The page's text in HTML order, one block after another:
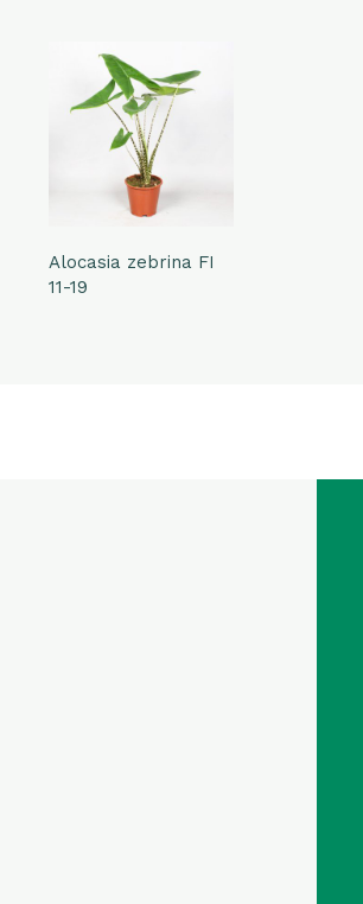
Alocasia zebrina FI
11-19